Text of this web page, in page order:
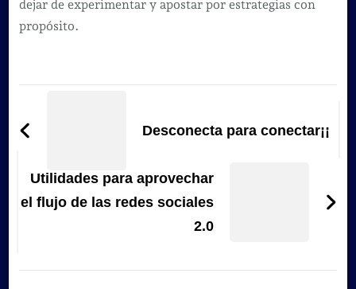
dejar de experimentar y apostar por estrategias con
propósito.
de
Desconecta para conectar¡¡
Utilidades para aprovechar
el flujo de las redes sociales
2.0